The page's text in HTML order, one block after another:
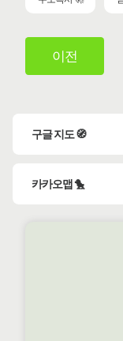
이전
구글 지도 🧭
카카오맵 🐤